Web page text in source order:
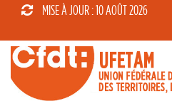
MISE À JOUR : 10 AOÛT 2026